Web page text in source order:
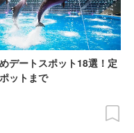
デートスポット18選！定
ットまで